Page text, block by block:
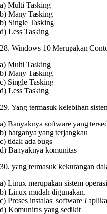
a) Multi Tasking
b) Many Tasking
b) Single Tasking
d) Less Tasking
28. Windows 10 Merupakan
a) Multi Tasking
b) Many Tasking
c) Single Tasking
d) Less Tasking
29. Yang termasuk kelebihan
a) Banyaknya software yang
b) harganya yang terjangkau
c) tidak ada bugs
d) Banyaknya komunitas
30. yang termasuk kekurangan
a) Linux merupakan sistem
b) Linux mudah digunakan.
c) Proses instalasi software I
d) Komunitas yang sedikit